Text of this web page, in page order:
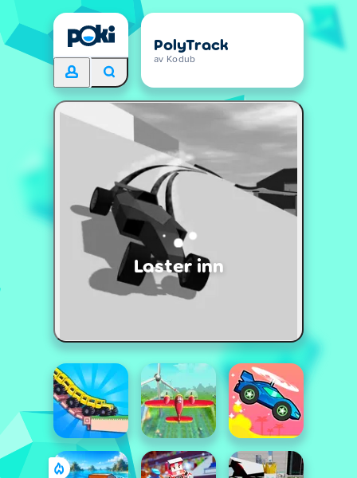
PolyTrack
av Kodub
Laster inn